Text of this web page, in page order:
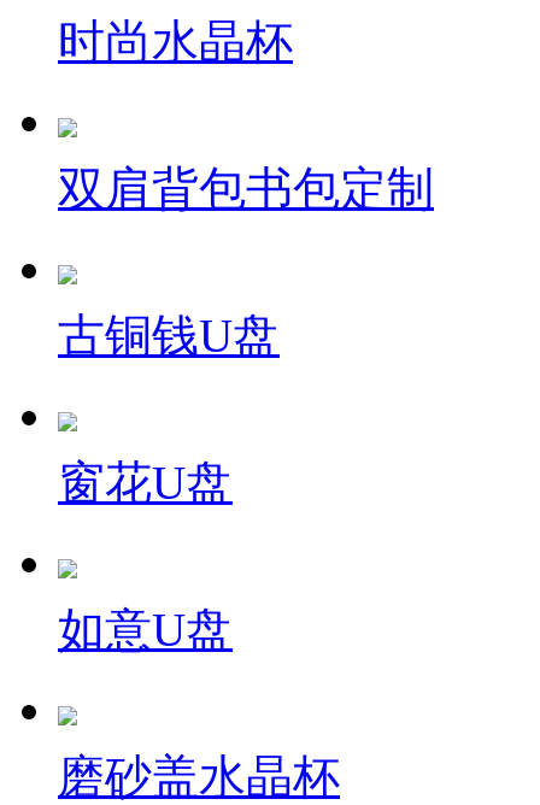
时尚水晶杯
双肩背包书包定制
古铜钱U盘
窗花U盘
如意U盘
磨砂盖水晶杯